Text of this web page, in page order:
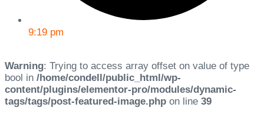
9:19 pm
Warning: Trying to access array offset on value of type
bool in /home/condell/public_html/wp-
content/plugins/elementor-pro/modules/dynamic-
tags/tags/post-featured-image.php on line 39